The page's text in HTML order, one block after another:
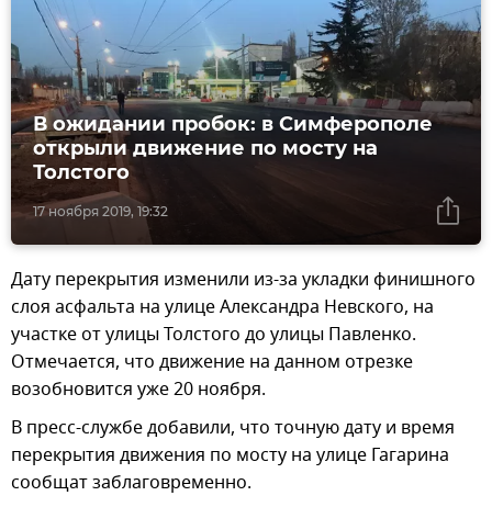
17 ноября 2019, 19:32
В ожидании пробок: в Симферополе
открыли движение по мосту на
Толстого
Дату перекрытия изменили из-за укладки финишного
слоя асфальта на улице Александра Невского, на
участке от улицы Толстого до улицы Павленко.
Отмечается, что движение на данном отрезке
возобновится уже 20 ноября.
В пресс-службе добавили, что точную дату и время
перекрытия движения по мосту на улице Гагарина
сообщат заблаговременно.